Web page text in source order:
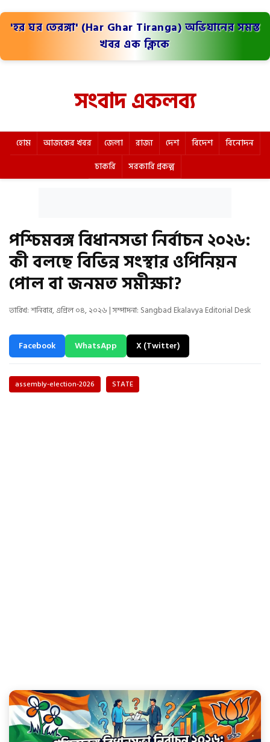
'হর ঘর তেরঙ্গা' (Har Ghar Tiranga) অভিযানের সমস্ত
খবর এক ক্লিকে
সংবাদ একলব্য
হোম আজকের খবর জেলা রাজ্য দেশ বিদেশ
বিনোদন
চাকরি
সরকারি প্রকল্প
পশ্চিমবঙ্গ বিধানসভা নির্বাচন ২০২৬:
কী বলছে বিভিন্ন সংস্থার ওপিনিয়ন
পোল বা জনমত সমীক্ষা?
তারিখ: শনিবার, এপ্রিল ০৪, ২০২৬ | সম্পাদনা: Sangbad Ekalavya Editorial Desk
Facebook WhatsApp X (Twitter)
assembly-election-2026 STATE